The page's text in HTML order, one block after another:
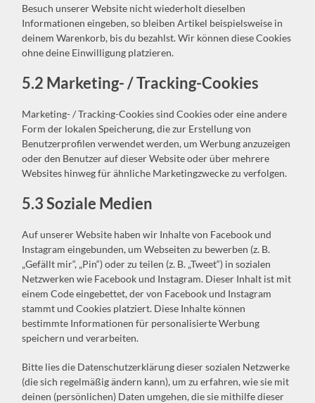
Besuch unserer Website nicht wiederholt dieselben
Informationen eingeben, so bleiben Artikel beispielsweise in
deinem Warenkorb, bis du bezahlst. Wir können diese Cookies
ohne deine Einwilligung platzieren.
5.2 Marketing- / Tracking-Cookies
Marketing- / Tracking-Cookies sind Cookies oder eine andere
Form der lokalen Speicherung, die zur Erstellung von
Benutzerprofilen verwendet werden, um Werbung anzuzeigen
oder den Benutzer auf dieser Website oder über mehrere
Websites hinweg für ähnliche Marketingzwecke zu verfolgen.
5.3 Soziale Medien
Auf unserer Website haben wir Inhalte von Facebook und
Instagram eingebunden, um Webseiten zu bewerben (z. B.
„Gefällt mir“, „Pin“) oder zu teilen (z. B. „Tweet“) in sozialen
Netzwerken wie Facebook und Instagram. Dieser Inhalt ist mit
einem Code eingebettet, der von Facebook und Instagram
stammt und Cookies platziert. Diese Inhalte können
bestimmte Informationen für personalisierte Werbung
speichern und verarbeiten.
Bitte lies die Datenschutzerklärung dieser sozialen Netzwerke
(die sich regelmäßig ändern kann), um zu erfahren, wie sie mit
deinen (persönlichen) Daten umgehen, die sie mithilfe dieser